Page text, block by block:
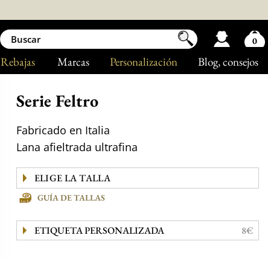
Blog, consejos
Personalización
Marcas
Rebajas
Serie Feltro
Fabricado en Italia
Lana afieltrada ultrafina
GUÍA DE TALLAS
ETIQUETA PERSONALIZADA 8€
0